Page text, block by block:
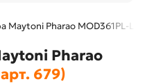
Maytoni Pharao MOD361PL-
Pharao
679)